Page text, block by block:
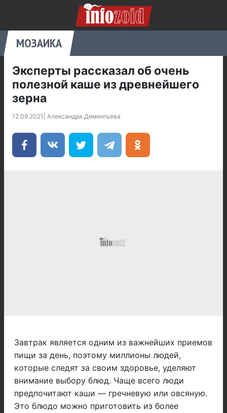
МОЗАИКА
Эксперты рассказал об очень
полезной каше из древнейшего
зерна
12.09.2021 Александра Дементьева
Завтрак является одним из важнейших приемов
пищи за день, поэтому миллионы людей,
которые следят за своим здоровье, уделяют
внимание выбору блюд. Чаще всего люди
предпочитают каши — гречневую или овсяную.
Это блюдо можно приготовить из более